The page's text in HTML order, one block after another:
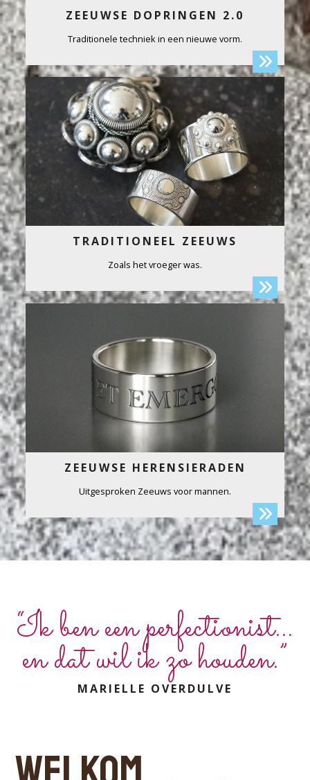
ZEEUWSE DOPRINGEN 2.0
Traditionele techniek in een nieuwe vorm.
TRADITIONEEL ZEEUWS
Zoals het vroeger was.
ZEEUWSE HERENSIERADEN
Uitgesproken Zeeuws voor mannen.
“Ik ben een perfectionist...
en dat wil ik zo houden.”
MARIELLE OVERDULVE